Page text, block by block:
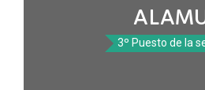
3º Puesto de la